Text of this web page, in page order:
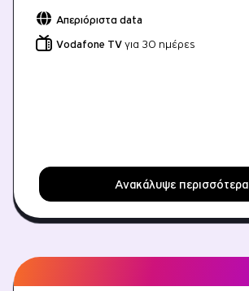
Απεριόριστα data
Vodafone TVγια 30 ημέρες
Ανακάλυψε περισσότερα